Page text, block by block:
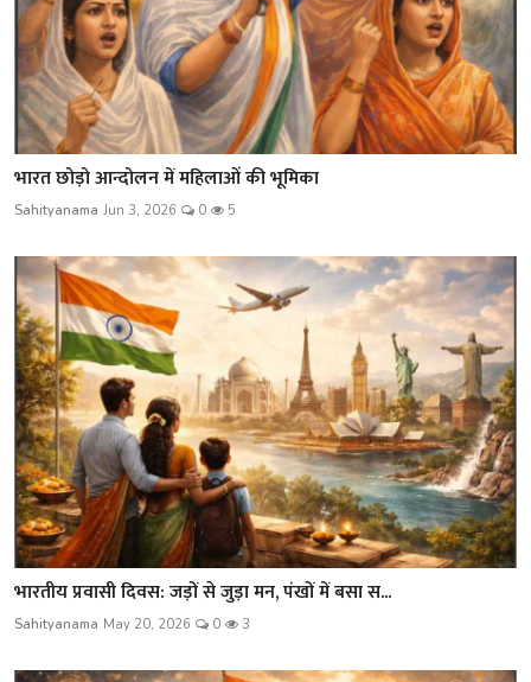
भारत छोड़ो आन्दोलन में महिलाओं की भूमिका
Sahityanama Jun 3, 2026 0 5
भारतीय प्रवासी दिवस: जड़ों से जुड़ा मन, पंखों में बसा स...
Sahityanama May 20, 2026 0 3